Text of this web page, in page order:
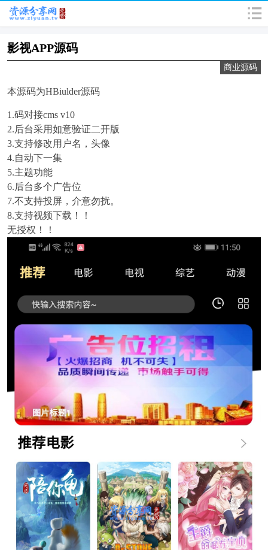
影视APP源码
商业源码
本源码为HBiulder源码
1.码对接cms v10
2.后台采用如意验证二开版
3.支持修改用户名，头像
4.自动下一集
5.主题功能
6.后台多个广告位
7.不支持投屏，介意勿扰。
8.支持视频下载！！
无授权！！